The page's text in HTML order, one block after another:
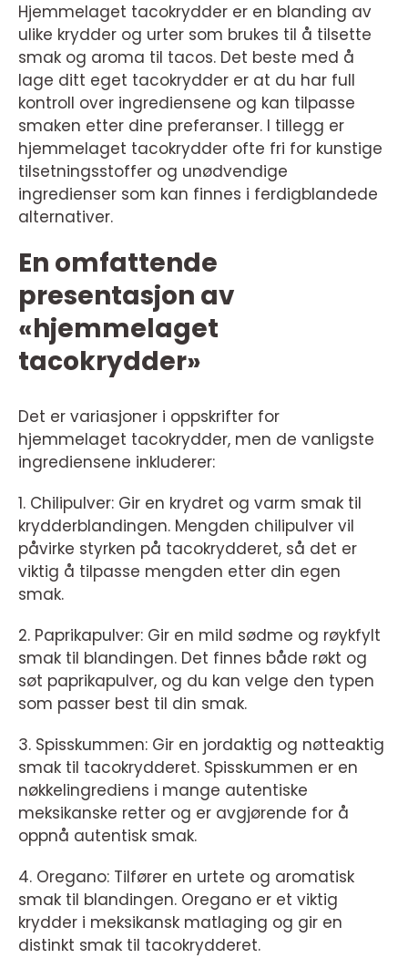
Hjemmelaget tacokrydder er en blanding av
ulike krydder og urter som brukes til å tilsette
smak og aroma til tacos. Det beste med å
lage ditt eget tacokrydder er at du har full
kontroll over ingrediensene og kan tilpasse
smaken etter dine preferanser. I tillegg er
hjemmelaget tacokrydder ofte fri for kunstige
tilsetningsstoffer og unødvendige
ingredienser som kan finnes i ferdigblandede
alternativer.
En omfattende
presentasjon av
«hjemmelaget
tacokrydder»
Det er variasjoner i oppskrifter for
hjemmelaget tacokrydder, men de vanligste
ingrediensene inkluderer:
1. Chilipulver: Gir en krydret og varm smak til
krydderblandingen. Mengden chilipulver vil
påvirke styrken på tacokrydderet, så det er
viktig å tilpasse mengden etter din egen
smak.
2. Paprikapulver: Gir en mild sødme og røykfylt
smak til blandingen. Det finnes både røkt og
søt paprikapulver, og du kan velge den typen
som passer best til din smak.
3. Spisskummen: Gir en jordaktig og nøtteaktig
smak til tacokrydderet. Spisskummen er en
nøkkelingrediens i mange autentiske
meksikanske retter og er avgjørende for å
oppnå autentisk smak.
4. Oregano: Tilfører en urtete og aromatisk
smak til blandingen. Oregano er et viktig
krydder i meksikansk matlaging og gir en
distinkt smak til tacokrydderet.